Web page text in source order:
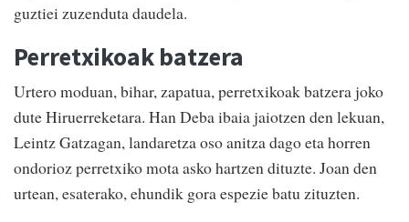
guztiei zuzenduta daudela.
Perretxikoak batzera
Urtero moduan, bihar, zapatua, perretxikoak batzera joko
dute Hiruerreketara. Han Deba ibaia jaiotzen den lekuan,
Leintz Gatzagan, landaretza oso anitza dago eta horren
ondorioz perretxiko mota asko hartzen dituzte. Joan den
urtean, esaterako, ehundik gora espezie batu zituzten.